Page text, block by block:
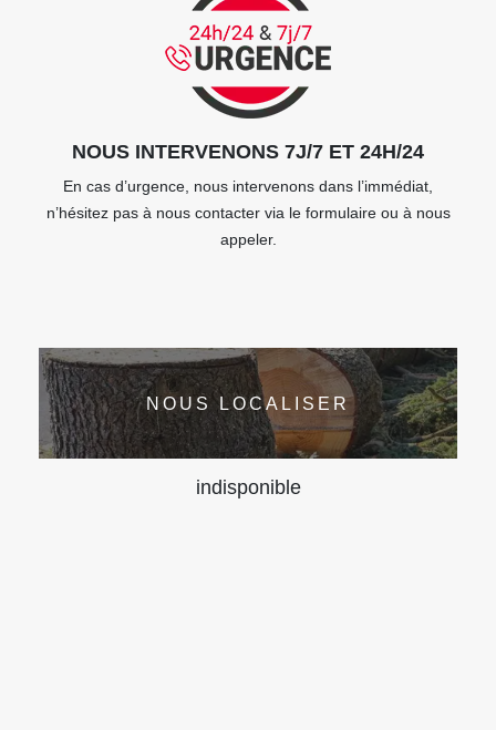
NOUS INTERVENONS 7J/7 ET 24H/24
En cas d’urgence, nous intervenons dans l’immédiat,
n’hésitez pas à nous contacter via le formulaire ou à nous
appeler.
NOUS LOCALISER
indisponible